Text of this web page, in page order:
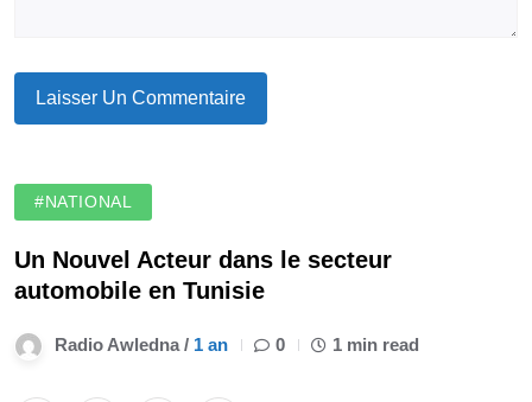
#NATIONAL
Un Nouvel Acteur dans le secteur
automobile en Tunisie
Radio Awledna / 1 an 0 1 min read